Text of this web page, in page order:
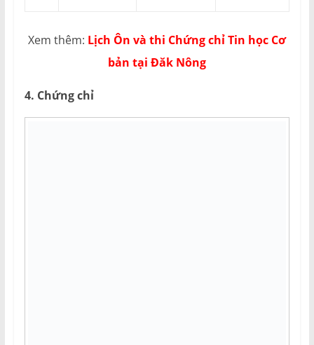
Xem thêm: Lịch Ôn và thi Chứng chỉ Tin học Cơ
bản tại Đăk Nông
4. Chứng chỉ